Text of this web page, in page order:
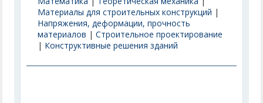
Материалы для строительных конструкций |
Напряжения, деформации, прочность
материалов |Строительное проектирование
| Конструктивные решения зданий